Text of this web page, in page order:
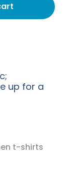
up for a
t-shirts